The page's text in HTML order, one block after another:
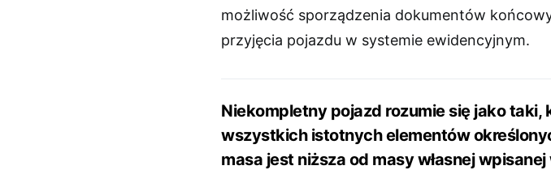
możliwość sporządzenia dokumentów
przyjęcia pojazdu w systemie ewidencyjnym.
Niekompletny pojazd rozumie się jako taki,
wszystkich istotnych elementów
masa jest niższa od masy własnej